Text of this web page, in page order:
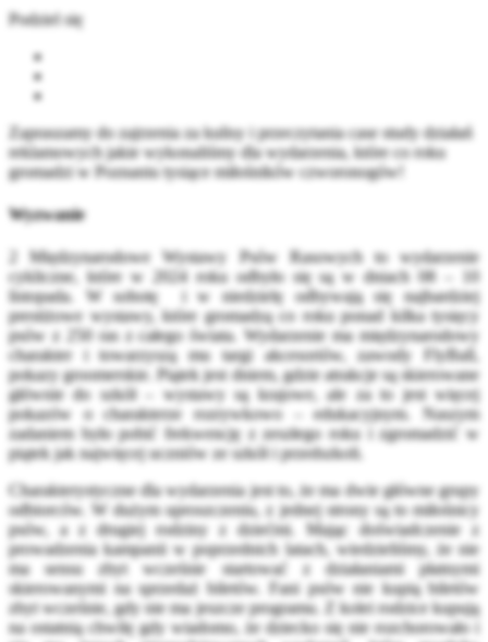
Podziel się
Zapraszamy do zajrzenia za kulisy i przeczytania case study działań
reklamowych jakie wykonaliśmy dla wydarzenia, które co roku
gromadzi w Poznaniu tysiące miłośników czworonogów!
Wyzwanie
2 Międzynarodowe Wystawy Psów Rasowych to wydarzenie
cykliczne, które w 2024 roku odbyło się są w dniach 08 – 10
listopada. W sobotę i w niedzielę odbywają się najbardziej
prestiżowe wystawy, które gromadzą co roku ponad kilka tysięcy
psów z 250 ras z całego świata. Wydarzenie ma międzynarodowy
charakter i towarzyszą mu targi akcesoriów, zawody FlyBall,
pokazy groomerskie. Piątek jest dniem, gdzie atrakcje są skierowane
głównie do szkół – wystawy są krajowe, ale za to jest więcej
pokazów o charakterze rozrywkowo – edukacyjnym. Naszym
zadaniem było pobić frekwencję z zeszłego roku i zgromadzić w
piątek jak najwięcej uczniów ze szkół i przedszkoli.
Charakterystyczne dla wydarzenia jest to, że ma dwie główne grupy
odbiorców. W dużym uproszczeniu, z jednej strony są to miłośnicy
psów, a z drugiej rodziny z dziećmi. Mając doświadczenie z
prowadzenia kampanii w poprzednich latach, wiedzieliśmy, że nie
ma sensu zbyt wcześnie startować z działaniami płatnymi
skierowanymi na sprzedaż biletów. Fani psów nie kupią biletów
zbyt wcześnie, gdy nie ma jeszcze programu. Z kolei rodzice kupują
na ostatnią chwilę gdy wiadomo, że dziecko się nie rozchorowało i